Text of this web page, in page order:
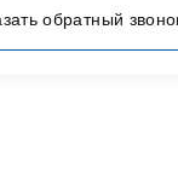
обратный